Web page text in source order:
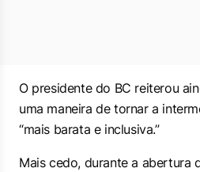
O presidente do BC reiterou
uma maneira de tornar a
“mais barata e inclusiva.”
Mais cedo, durante a abertura